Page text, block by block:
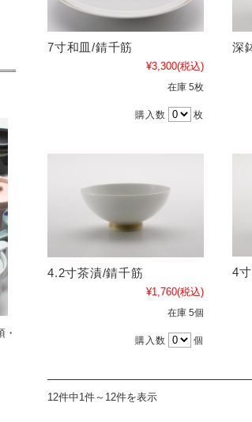
7寸和皿/錆千筋
¥3,300(税込)
在庫 5枚
購入数 枚
深
4.2寸茶漬/錆千筋
¥1,760(税込)
在庫 5個
購入数 個
4
12件中1件～12件を表示